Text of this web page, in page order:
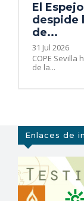
El
despide
de...
31 Jul 2026
COPE Sevilla
de la...
Enlaces de